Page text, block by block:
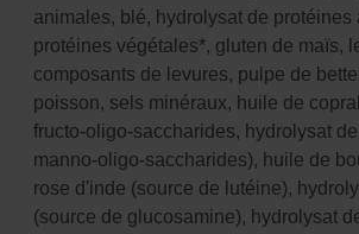
animales, blé, hydrolysat de protéines
protéines végétales*, gluten de maïs,
composants de levures, pulpe de
poisson, sels minéraux, huile de
fructo-oligo-saccharides, hydrolysat
manno-oligo-saccharides), huile de
rose d'inde (source de lutéine),
(source de glucosamine), hydrolysat